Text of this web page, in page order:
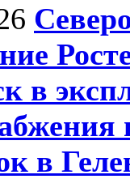
в
в